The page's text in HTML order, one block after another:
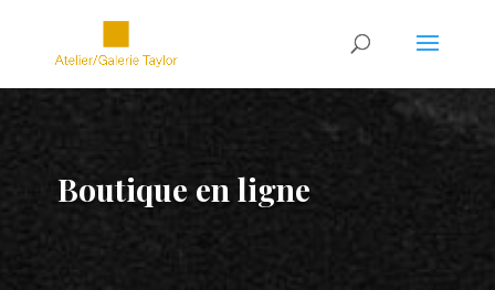
Boutique en ligne